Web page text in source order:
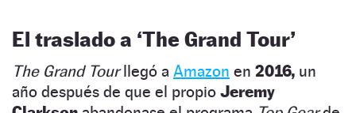
El traslado a ‘The Grand Tour’
The Grand Tourllegó a Amazon en 2016, un
año después de que el propio Jeremy